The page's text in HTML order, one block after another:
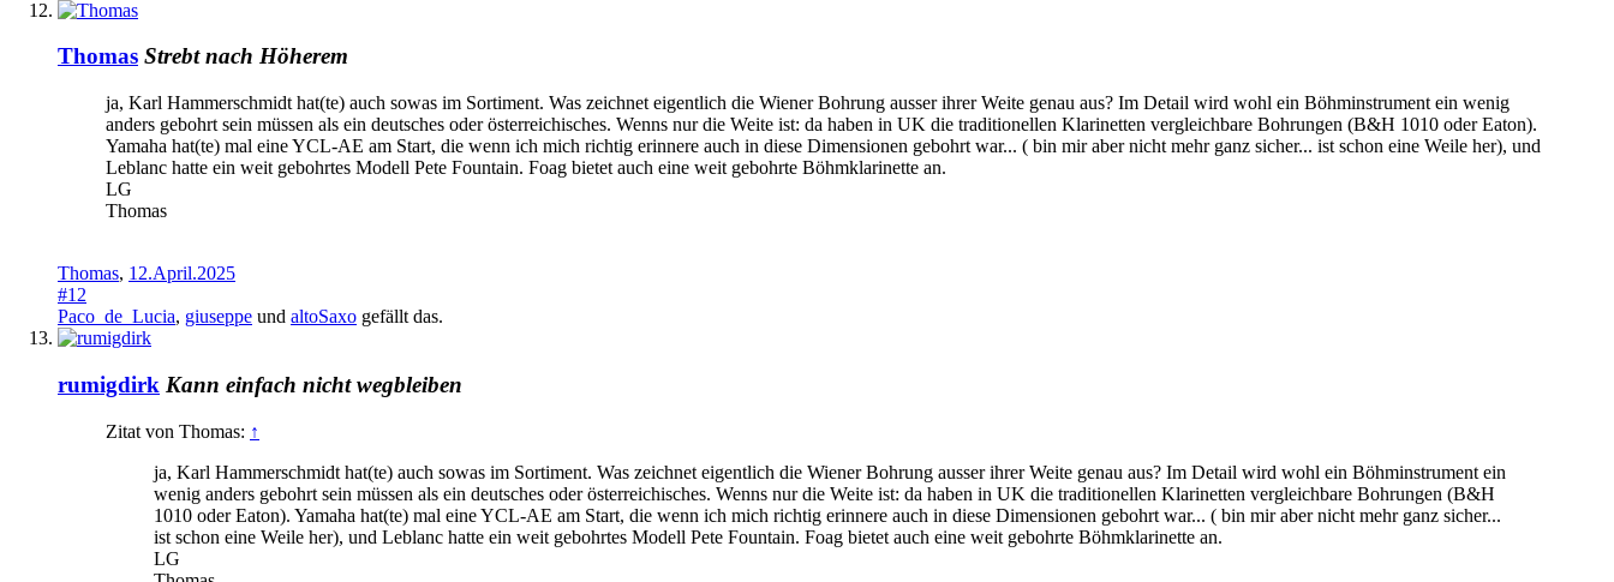
Thomas Strebt nach Höherem
ja, Karl Hammerschmidt hat(te) auch sowas im Sortiment. Was zeichnet eigentlich die Wiener Bohrung ausser ihrer Weite genau aus? Im Detail wird wohl ein Böhminstrument ein wenig
anders gebohrt sein müssen als ein deutsches oder österreichisches. Wenns nur die Weite ist: da haben in UK die traditionellen Klarinetten vergleichbare Bohrungen (B&H 1010 oder Eaton).
Yamaha hat(te) mal eine YCL-AE am Start, die wenn ich mich richtig erinnere auch in diese Dimensionen gebohrt war... ( bin mir aber nicht mehr ganz sicher... ist schon eine Weile her), und
Leblanc hatte ein weit gebohrtes Modell Pete Fountain. Foag bietet auch eine weit gebohrte Böhmklarinette an.
LG
Thomas
Thomas, 12.April.2025
#12
Paco_de_Lucia, giuseppe und altoSaxo gefällt das.
rumigdirk Kann einfach nicht wegbleiben
Zitat von Thomas: ↑
ja, Karl Hammerschmidt hat(te) auch sowas im Sortiment. Was zeichnet eigentlich die Wiener Bohrung ausser ihrer Weite genau aus? Im Detail wird wohl ein Böhminstrument ein
wenig anders gebohrt sein müssen als ein deutsches oder österreichisches. Wenns nur die Weite ist: da haben in UK die traditionellen Klarinetten vergleichbare Bohrungen (B&H
1010 oder Eaton). Yamaha hat(te) mal eine YCL-AE am Start, die wenn ich mich richtig erinnere auch in diese Dimensionen gebohrt war... ( bin mir aber nicht mehr ganz sicher...
ist schon eine Weile her), und Leblanc hatte ein weit gebohrtes Modell Pete Fountain. Foag bietet auch eine weit gebohrte Böhmklarinette an.
LG